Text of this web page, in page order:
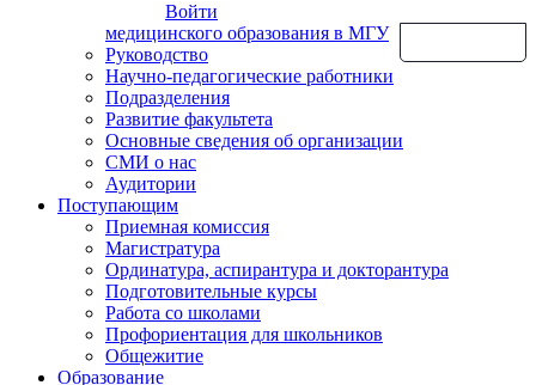
Войти
медицинского образования в МГУ
Руководство
Научно-педагогические работники
Подразделения
Развитие факультета
Основные сведения об организации
СМИ о нас
Аудитории
Поступающим
Приемная комиссия
Магистратура
Ординатура, аспирантура и докторантура
Подготовительные курсы
Работа со школами
Профориентация для школьников
Общежитие
Образование